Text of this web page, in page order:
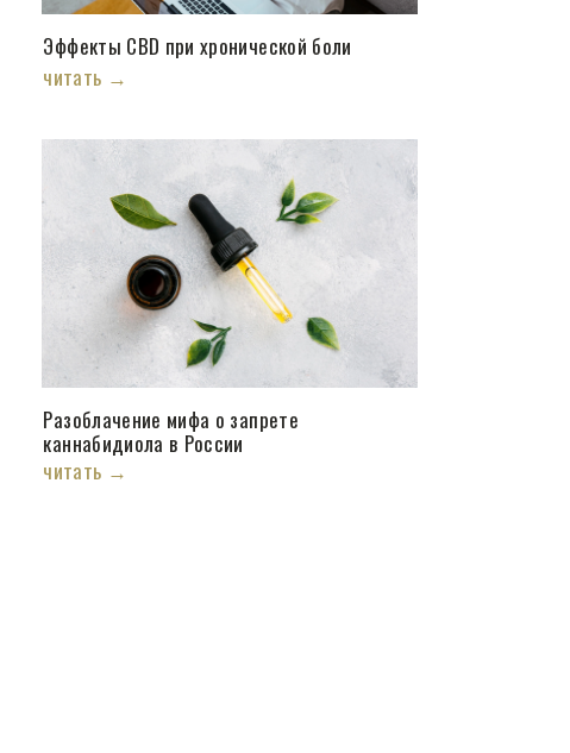
Эффекты CBD при хронической боли
читать →
Разоблачение мифа о запрете
каннабидиола в России
читать →